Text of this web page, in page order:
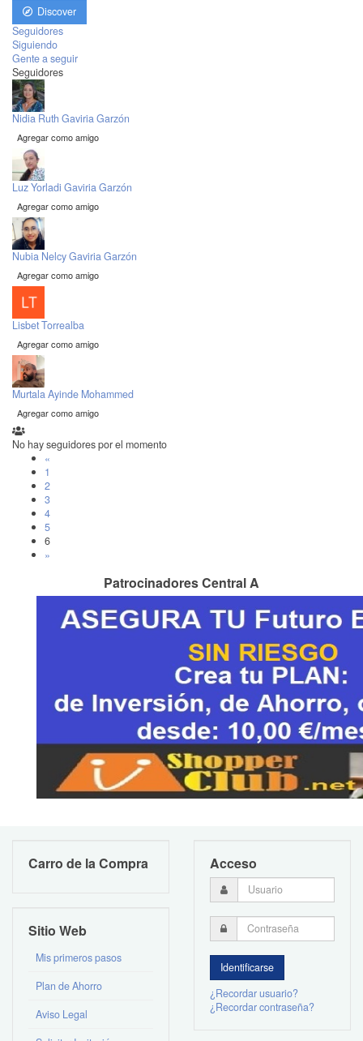
Discover
Seguidores
Siguiendo
Gente a seguir
Seguidores
Nidia Ruth Gaviria Garzón
Agregar como amigo
Luz Yorladi Gaviria Garzón
Agregar como amigo
Nubia Nelcy Gaviria Garzón
Agregar como amigo
Lisbet Torrealba
Agregar como amigo
Murtala Ayinde Mohammed
Agregar como amigo
No hay seguidores por el momento
«
1
2
3
4
5
6
»
Patrocinadores Central A
Carro de la Compra
Sitio Web
Mis primeros pasos
Plan de Ahorro
Aviso Legal
Acceso
¿Recordar usuario?
¿Recordar contraseña?